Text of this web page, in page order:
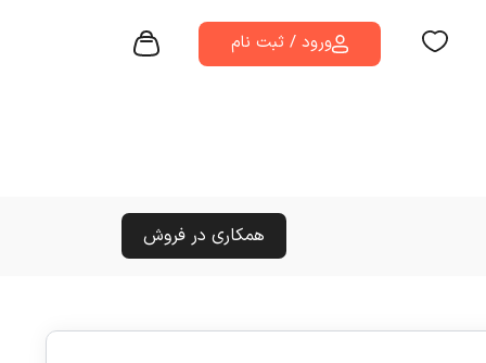
ورود / ثبت نام
همکاری در فروش